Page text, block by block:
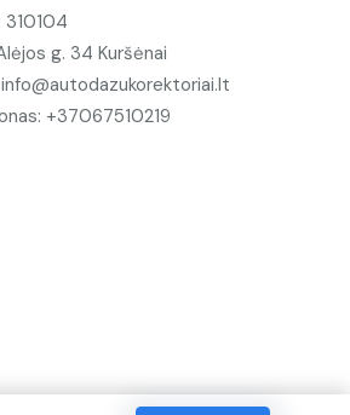
310104
g. 34 Kuršėnai
+37067510219